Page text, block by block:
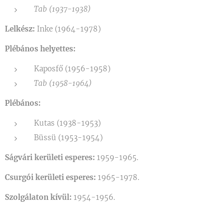
Tab (1937-1938)
Lelkész: Inke (1964-1978)
Plébános helyettes:
Kaposfő (1956-1958)
Tab (1958-1964)
Plébános:
Kutas (1938-1953)
Büssü (1953-1954)
Ságvári kerületi esperes: 1959-1965.
Csurgói kerületi esperes: 1965-1978.
Szolgálaton kívül: 1954-1956.